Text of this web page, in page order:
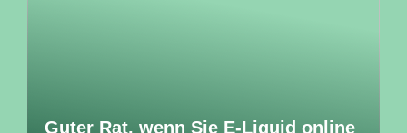
Guter Rat, wenn Sie E-Liquid online